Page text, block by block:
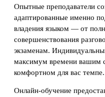
Опытные преподаватели
адаптированные именно
владения языком — от
совершенствования
экзаменам.
максимум времени вашим
комфортном для вас темпе.
Онлайн-обучение